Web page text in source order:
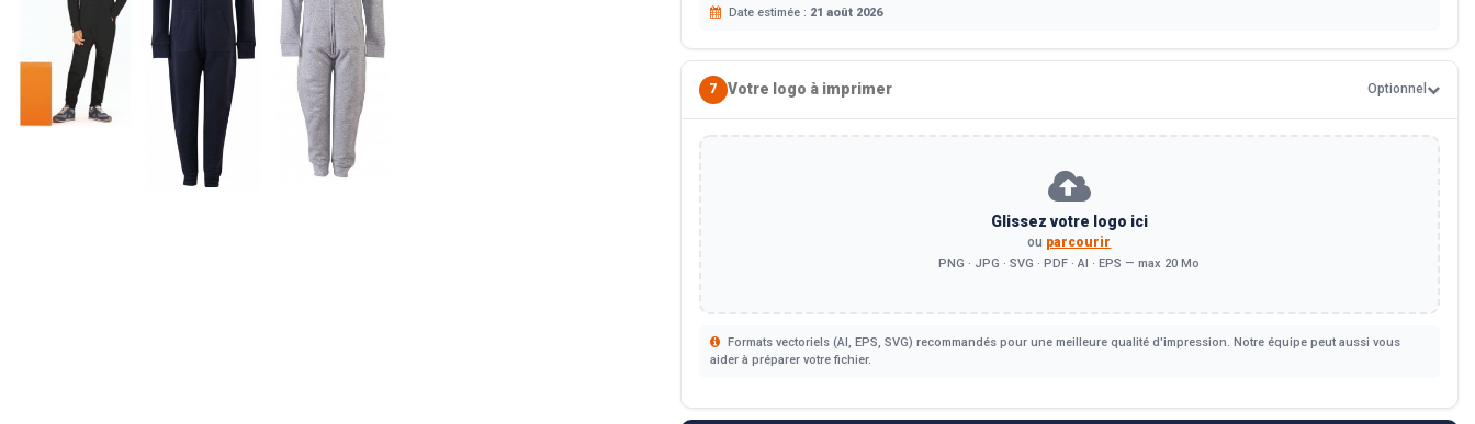
Date estimée : 21 août 2026
7 Votre logo à imprimer Optionnel
Glissez votre logo ici
ou parcourir
PNG · JPG · SVG · PDF · AI · EPS — max 20 Mo
Formats vectoriels (AI, EPS, SVG) recommandés pour une meilleure qualité d'impression. Notre équipe peut aussi vous
aider à préparer votre fichier.